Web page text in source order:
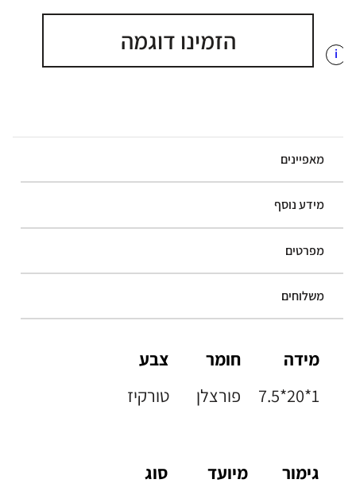
הזמינו דוגמה i
מאפיינים
מידע נוסף
מפרטים
משלוחים
מידה
7.5*20*1
חומר
פורצלן
צבע
טורקיז
גימור
מיועד
סוג